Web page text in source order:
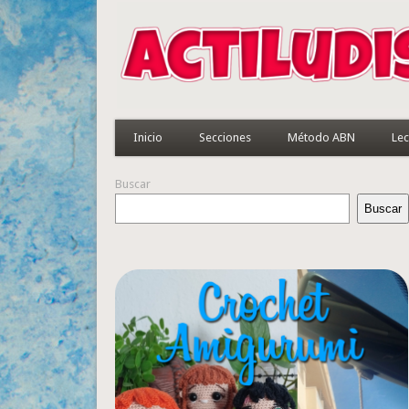
Inicio Secciones Método ABN
Buscar
Buscar